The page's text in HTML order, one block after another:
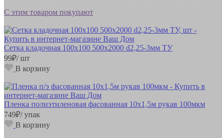
С этим товаром покупают
Сетка кладочная 100х100 500х2000 d2,25-3мм ТУ
99₽/ шт
В корзину
Пленка полиэтиленовая фасованная 10х1,5м рукав 100мкм
749₽/ упак
В корзину